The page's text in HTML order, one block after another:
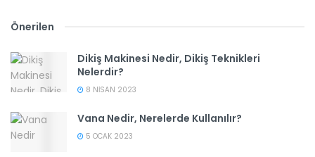
Önerilen
Dikiş Makinesi Nedir, Dikiş Teknikleri
Nelerdir?
8 NISAN 2023
Vana Nedir, Nerelerde Kullanılır?
5 OCAK 2023